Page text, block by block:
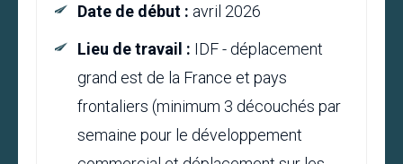
Date de début : avril 2026
Lieu de travail : IDF - déplacement
grand est de la France et pays
frontaliers (minimum 3 découchés par
semaine pour le développement